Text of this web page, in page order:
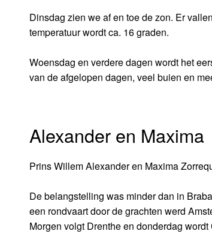
Dinsdag zien we af en toe de zon. Er
temperatuur wordt ca. 16 graden.
Woensdag en verdere dagen wordt het
van de afgelopen dagen, veel buien en
Alexander en Maxima
Prins Willem Alexander en Maxima
De belangstelling was minder dan in
een rondvaart door de grachten werd
Morgen volgt Drenthe en donderdag